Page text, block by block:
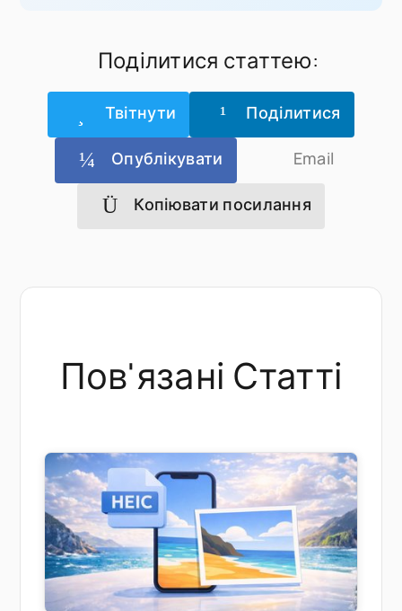
Поділитися статтею:
Твітнути Поділитися
Опублікувати Email
Копіювати посилання
Пов'язані Статті